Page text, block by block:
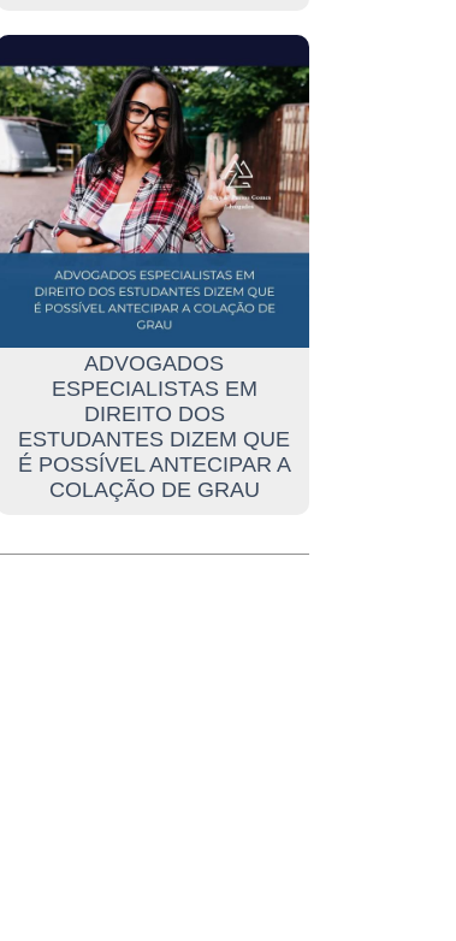
ADVOGADOS
ESPECIALISTAS EM
DIREITO DOS
ESTUDANTES DIZEM QUE
É POSSÍVEL ANTECIPAR A
COLAÇÃO DE GRAU